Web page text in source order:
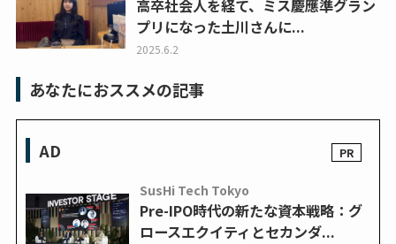
高卒社会人を経て、ミス慶應準グラン
プリになった土川さんに...
2025.6.2
あなたにおススメの記事
AD
SusHi Tech Tokyo
Pre-IPO時代の新たな資本戦略：グ
ロースエクイティとセカンダ...